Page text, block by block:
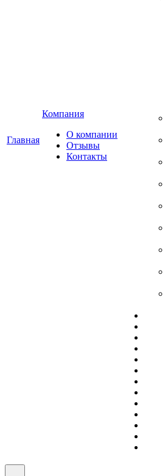
Главная
Компания
О компании
Отзывы
Контакты